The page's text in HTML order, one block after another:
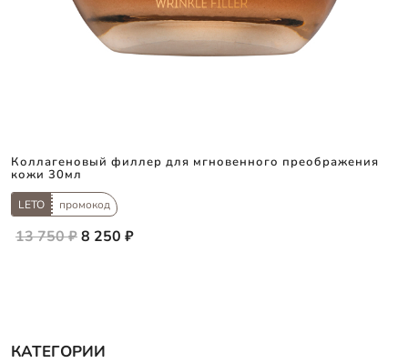
КАТЕГОРИИ
Коллагеновый филлер для мгновенного преображения
кожи 30мл
LETO промокод
13 750 ₽8 250 ₽